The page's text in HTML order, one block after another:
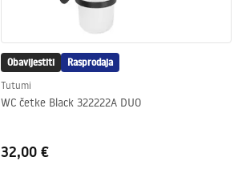
Obavijestiti Rasprodaja
Tutumi
WC četke Black 322222A DUO
32,00 €